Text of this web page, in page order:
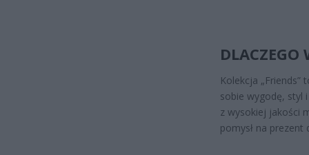
DLACZEGO
Kolekcja
sobie wygodę, styl
z wysokiej jakości
pomysł na prezent